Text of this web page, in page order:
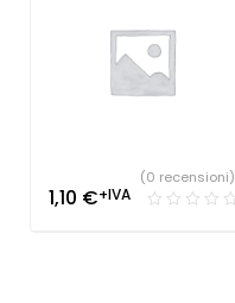
1,10 €+IVA
(0 recensioni)